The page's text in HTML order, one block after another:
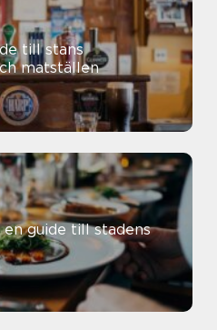
matställen